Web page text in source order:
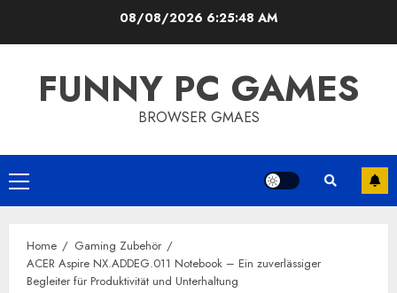
08/08/2026 6:25:49 AM
FUNNY PC GAMES
BROWSER GMAES
Primary
Menu
Home
Gaming Zubehör
ACER Aspire NX.ADDEG.011 Notebook – Ein zuverlässiger
Begleiter für Produktivität und Unterhaltung